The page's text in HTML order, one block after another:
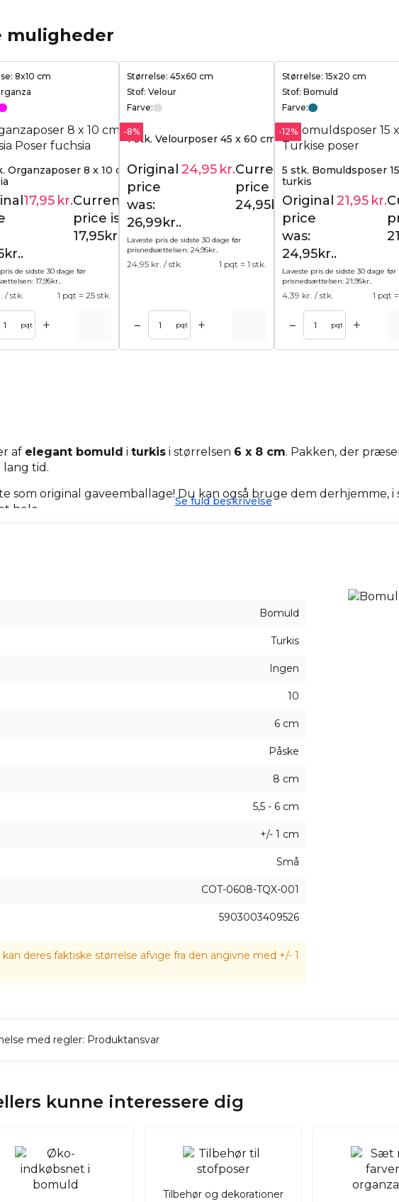
muligheder
kr.
8x10 cm
Organzaposer 8 x 10 cm -
18,95
17,95 kr.Current
price is:
17,95kr..
de sidste 30 dage før
17,95kr.
/ stk. 1 pqt = 25 stk.
pqt +
Størrelse: 45x60 cm
Stof: Velour
Farve:
-8%
1 stk. Velourposer 45 x 60 cm - sølv
26,99 kr.
Original
price
was:
26,99kr..
24,95 kr.Current
price is:
24,95kr..
Laveste pris de sidste 30 dage før
prisnedsættelsen: 24,95kr.
24,95 kr. / stk. 1 pqt = 1 stk.
– pqt +
Størrelse: 15x20 cm
Stof: Bomuld
Farve:
-12%
5 stk. Bomuldsposer
turkis
Original
price
was:
24,95kr..
21,95 kr.
Laveste pris de sidste 30 dage før
prisnedsættelsen: 21,95kr.
4,39 kr. / stk. 1 pqt
– pqt +
Tilføj til kurv Tilføj til kurv
af elegant bomuld i turkis i størrelsen 6 x 8 cm. Pakken, der
lang tid.
som original gaveemballage! Du kan også bruge dem derhjemme,
hele.
Se fuld beskrivelse
Bomuld
Turkis
Ingen
10
6 cm
Påske
8 cm
5,5 - 6 cm
+/- 1 cm
Små
COT-0608-TQX-001
5903003409526
deres faktiske størrelse afvige fra den angivne med +/- 1
med regler: Produktansvar
kunne interessere dig
Tilbehør og dekorationer